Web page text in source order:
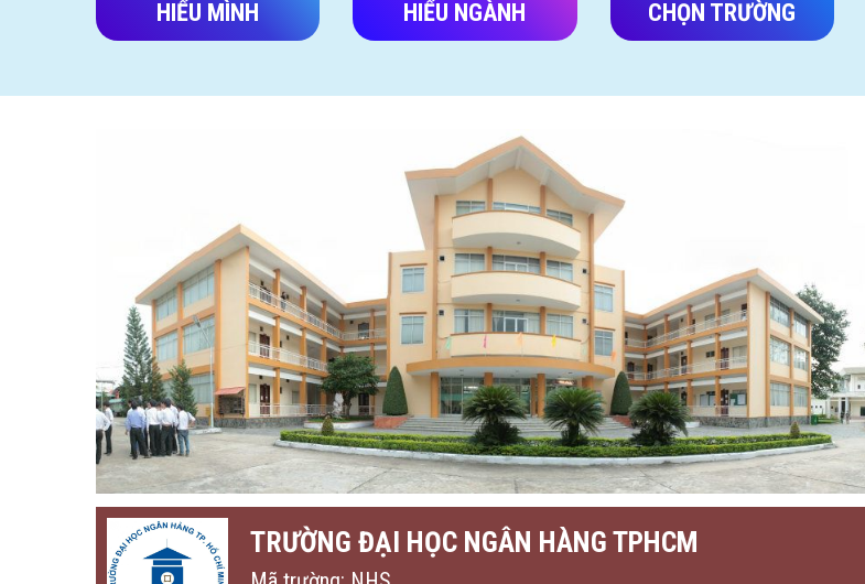
HIỂU MÌNH HIỂU NGÀNH CHỌN TRƯỜNG
TRƯỜNG ĐẠI HỌC NGÂN HÀNG TPHCM